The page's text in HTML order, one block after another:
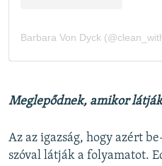
Meglepődnek, amikor
Az az igazság, hogy azért
szóval látják a folyamatot.